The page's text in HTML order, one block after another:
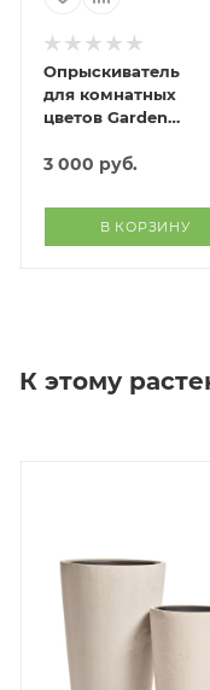
Опрыскиватель
для комнатных
цветов Garden
3 000 руб.
В КОРЗИНУ
К этому